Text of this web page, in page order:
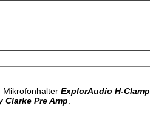
ExplorAudio H-Clamp
Clarke Pre Amp